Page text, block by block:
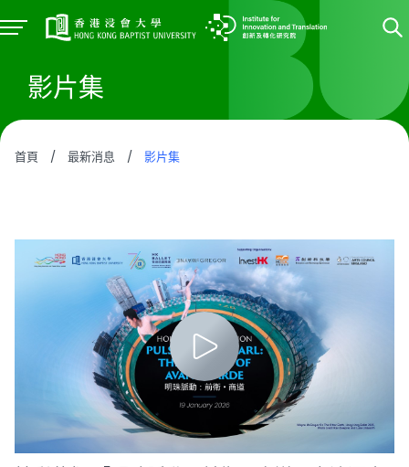
影片集
首頁 / 最新消息 / 影片集